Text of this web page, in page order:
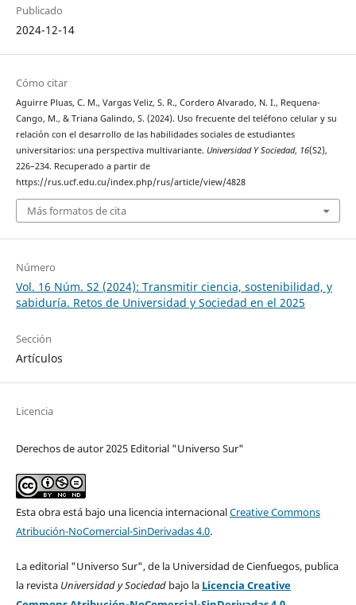
Publicado
2024-12-14
Cómo citar
Aguirre Pluas, C. M., Vargas Veliz, S. R., Cordero Alvarado, N. I., Requena-
Cango, M., & Triana Galindo, S. (2024). Uso frecuente del teléfono celular y su
relación con el desarrollo de las habilidades sociales de estudiantes
universitarios: una perspectiva multivariante. Universidad Y Sociedad, 16(S2),
226–234. Recuperado a partir de
https://rus.ucf.edu.cu/index.php/rus/article/view/4828
Más formatos de cita
Número
Vol. 16 Núm. S2 (2024): Transmitir ciencia, sostenibilidad, y
sabiduría. Retos de Universidad y Sociedad en el 2025
Sección
Artículos
Licencia
Derechos de autor 2025 Editorial "Universo Sur"
Esta obra está bajo una licencia internacionalCreative Commons
Atribución-NoComercial-SinDerivadas 4.0.
La editorial "Universo Sur", de la Universidad de Cienfuegos, publica
la revista Universidad y Sociedad bajo la Licencia Creative